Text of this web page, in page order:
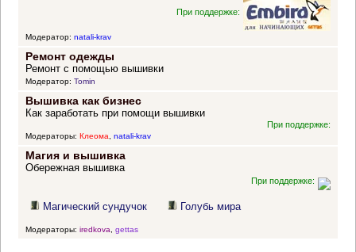
При поддержке:
Модератор: natali-krav
Ремонт одежды
Ремонт с помощью вышивки
Модератор: Tomin
Вышивка как бизнес
Как заработать при помощи вышивки
При поддержке:
Модераторы: Клеома, natali-krav
Магия и вышивка
Обережная вышивка
При поддержке:
Магический сундучок Голубь мира
Модераторы: iredkova gettas